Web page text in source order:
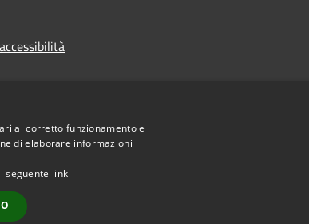
al corretto funzionamento e
di elaborare informazioni
seguente link